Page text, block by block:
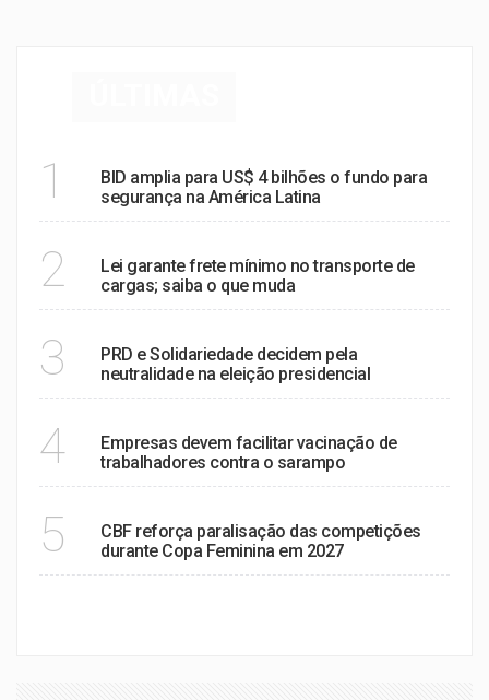
1
BID amplia para US$ 4 bilhões o fundo para
segurança na América Latina
2
Lei garante frete mínimo no transporte de
cargas; saiba o que muda
3
PRD e Solidariedade decidem pela
neutralidade na eleição presidencial
4
Empresas devem facilitar vacinação de
trabalhadores contra o sarampo
5
CBF reforça paralisação das competições
durante Copa Feminina em 2027